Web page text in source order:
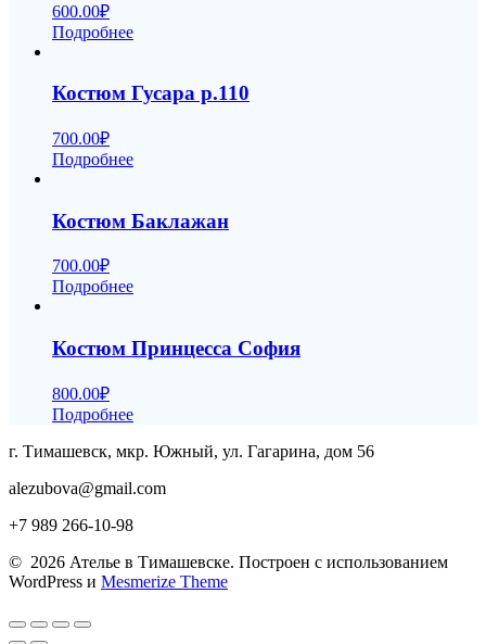
600.00₽
Подробнее
Костюм Гусара р.110
700.00₽
Подробнее
Костюм Баклажан
700.00₽
Подробнее
Костюм Принцесса София
800.00₽
Подробнее
г. Тимашевск, мкр. Южный, ул. Гагарина, дом 56
alezubova@gmail.com
+7 989 266-10-98
© 2026 Ателье в Тимашевске. Построен с использованием
WordPress и Mesmerize Theme